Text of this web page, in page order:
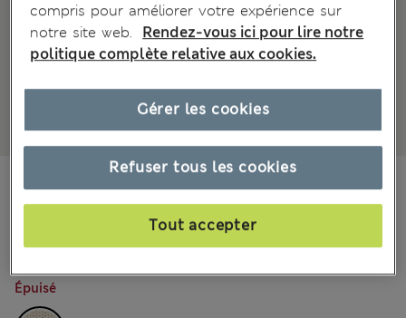
1 les commentaires reçus
Épuisé
compris pour améliorer votre expérience sur
notre site web.
Rendez-vous ici pour lire notre
politique complète relative aux cookies.
Refuser tous les cookies
Tout accepter
Gérer les cookies